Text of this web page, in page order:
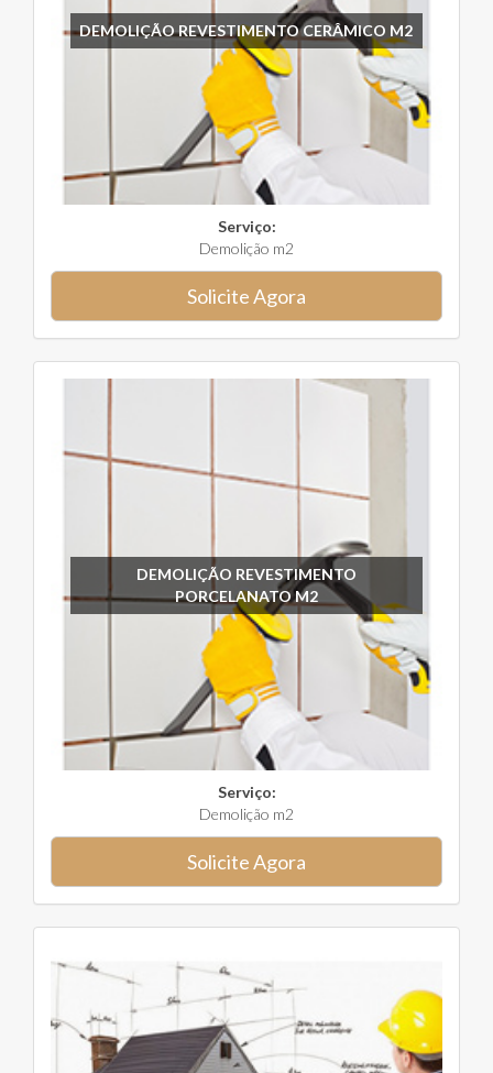
DEMOLIÇÃO REVESTIMENTO CERÂMICO M2
Serviço:
Demolição m2
Solicite Agora
DEMOLIÇÃO REVESTIMENTO
PORCELANATO M2
Serviço:
Demolição m2
Solicite Agora